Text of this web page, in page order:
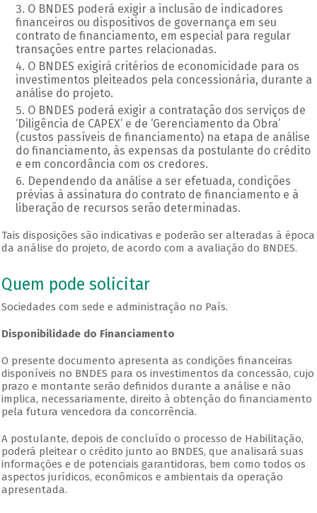
O BNDES poderá exigir a inclusão de indicadores
financeiros ou dispositivos de governança em seu
contrato de financiamento, em especial para regular
transações entre partes relacionadas.
O BNDES exigirá critérios de economicidade para os
investimentos pleiteados pela concessionária, durante a
análise do projeto.
O BNDES poderá exigir a contratação dos serviços de
‘Diligência de CAPEX’ e de ‘Gerenciamento da Obra’
(custos passíveis de financiamento) na etapa de análise
do financiamento, às expensas da postulante do crédito
e em concordância com os credores.
Dependendo da análise a ser efetuada, condições
prévias à assinatura do contrato de financiamento e à
liberação de recursos serão determinadas.
Tais disposições são indicativas e poderão ser alteradas à época
da análise do projeto, de acordo com a avaliação do BNDES.
Quem pode solicitar
Sociedades com sede e administração no País.
Disponibilidade do Financiamento
O presente documento apresenta as condições financeiras
disponíveis no BNDES para os investimentos da concessão, cujo
prazo e montante serão definidos durante a análise e não
implica, necessariamente, direito à obtenção do financiamento
pela futura vencedora da concorrência.
A postulante, depois de concluído o processo de Habilitação,
poderá pleitear o crédito junto ao BNDES, que analisará suas
informações e de potenciais garantidoras, bem como todos os
aspectos jurídicos, econômicos e ambientais da operação
apresentada.